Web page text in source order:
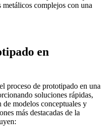
complejos con una
en
proceso de prototipado en una
soluciones rápidas,
modelos conceptuales y
más destacadas de la